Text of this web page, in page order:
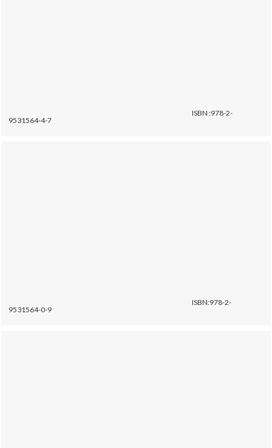
ISBN :978-2-
9531564-4-7
ISBN:978-2-
9531564-0-9